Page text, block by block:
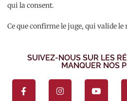
qui la consent.
Ce que confirme le juge, qui valide le
SUIVEZ-NOUS SUR LES
MANQUER NOS